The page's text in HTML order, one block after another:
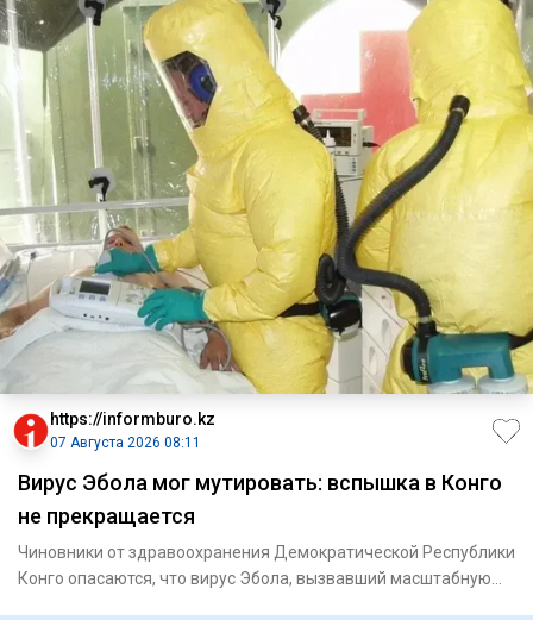
https://informburo.kz
07 Августа 2026 08:11
Вирус Эбола мог мутировать: вспышка в Конго
не прекращается
Чиновники от здравоохранения Демократической Республики
Конго опасаются, что вирус Эбола, вызвавший масштабную